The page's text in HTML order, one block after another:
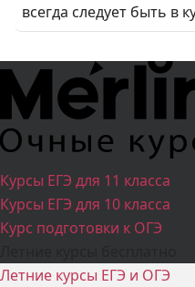
всегда следует быть в
Курсы ЕГЭ для 11 класса
Курсы ЕГЭ для 10 класса
Курс подготовки к ОГЭ
Летние курсы ЕГЭ и ОГЭ